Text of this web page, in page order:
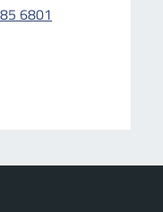
6801